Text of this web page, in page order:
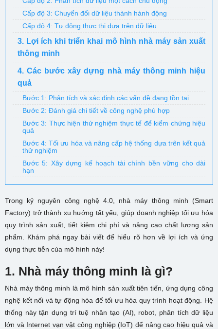
Cấp độ 3: Chuyển đổi dữ liệu thành hành động
Cấp độ 4: Tự động thực thi dựa trên dữ liệu
3. Lợi ích khi triển khai mô hình nhà máy sản xuất
thông minh
4. Các bước xây dựng nhà máy thông minh hiệu
quả
Bước 1: Phân tích và xác định các vấn đề đang tồn tại
Bước 2: Đánh giá chi tiết về công nghệ phù hợp
Bước 3: Thực hiện thử nghiệm thực tế để kiểm chứng hiệu
quả
Bước 4: Tối ưu hóa và nâng cấp hệ thống dựa trên kết quả
thử nghiệm
Bước 5: Xây dựng kế hoạch tài chính bền vững cho dài
hạn
Trong kỷ nguyên công nghệ 4.0, nhà máy thông minh (Smart
Factory) trở thành xu hướng tất yếu, giúp doanh nghiệp tối ưu hóa
quy trình sản xuất, tiết kiệm chi phí và nâng cao chất lượng sản
phẩm. Khám phá ngay bài viết để hiểu rõ hơn về lợi ích và ứng
dụng thực tiễn của mô hình này!
1. Nhà máy thông minh là gì?
Nhà máy thông minh là mô hình sản xuất tiên tiến, ứng dụng công
nghệ kết nối và tự động hóa để tối ưu hóa quy trình hoạt động. Hệ
thống này tận dụng trí tuệ nhân tạo (AI), robot, phân tích dữ liệu
lớn và Internet vạn vật công nghiệp (IoT) để nâng cao hiệu quả và